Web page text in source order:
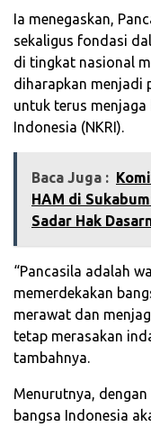
Ia menegaskan,
sekaligus fondasi
di tingkat nasional
diharapkan menjadi
untuk terus menjaga
Indonesia (NKRI).
Baca Juga :
HAM di
Sadar Hak
“Pancasila adalah
memerdekakan
merawat dan
tetap merasakan
tambahnya.
Menurutnya,
bangsa Indonesia